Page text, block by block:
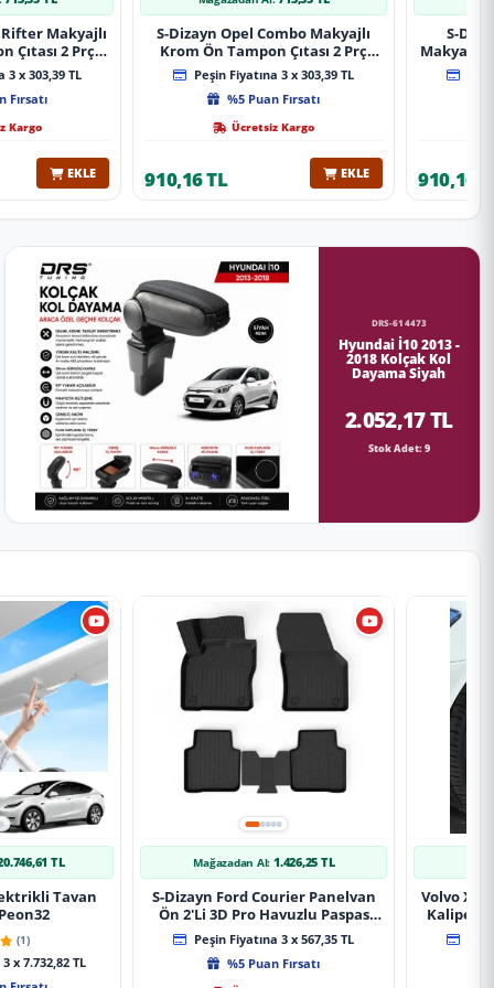
Makyajlı
Çıtası 2 Prç
Kalite
3 x 303,39 TL
Fırsatı
Kargo
EKLE
S-Dizayn Opel Combo Makyajlı
Krom Ön Tampon Çıtası 2 Prç
2023 Üzeri A+ Kalite
Peşin Fiyatına 3 x 303,39 TL
%5 Puan Fırsatı
Ücretsiz Kargo
910,16 TL EKLE
S-
Makyajlı
2 Prç
910,16
DRS-614473
Hyundai İ10 2013 -
2018 Kolçak Kol
Dayama Siyah
2.052,17 TL
Stok Adet: 9
TL
Tavan
(1)
x 7.732,82 TL
Mağazadan Al: 1.426,25 TL
S-Dizayn Ford Courier Panelvan
Ön 2'Li 3D Pro Havuzlu Paspas
2014-2024 A+ Kalite
Peşin Fiyatına 3 x 567,35 TL
%5 Puan Fırsatı
Volvo
Kaliper